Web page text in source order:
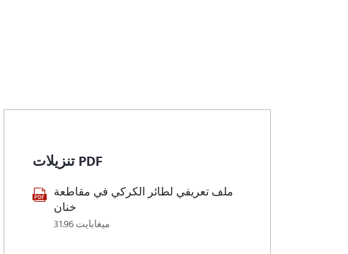
تنزيلات PDF
ملف تعريفي لطائر الكركي في مقاطعة
خنان
31.96 ميغابايت